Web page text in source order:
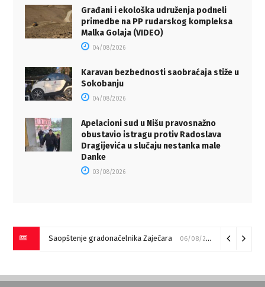
Građani i ekološka udruženja podneli
primedbe na PP rudarskog kompleksa
Malka Golaja (VIDEO)
04/08/2026
Karavan bezbednosti saobraćaja stiže u
Sokobanju
04/08/2026
Apelacioni sud u Nišu pravosnažno
obustavio istragu protiv Radoslava
Dragijevića u slučaju nestanka male
Danke
03/08/2026
Saopštenje gradonačelnika Zaječara 06/08/2026